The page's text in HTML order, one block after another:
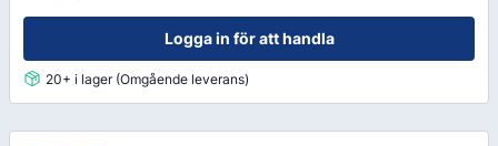
Logga in för att handla
20+ i lager (Omgående leverans)